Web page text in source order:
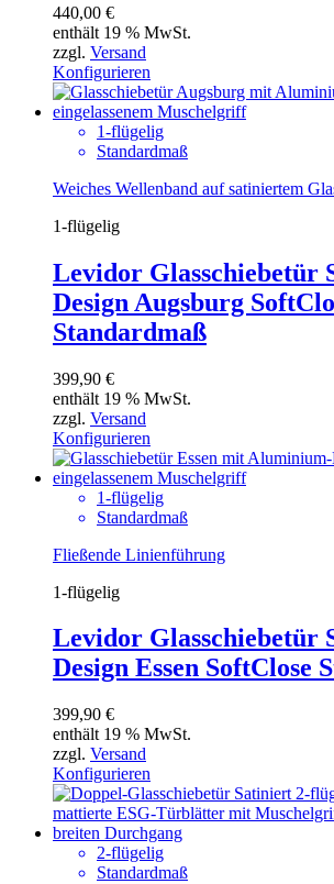
440,00 €
enthält 19 % MwSt.
zzgl. Versand
Konfigurieren
1-flügelig
Standardmaß
Weiches Wellenband auf satiniertem
1-flügelig
Levidor Glasschiebetür
Design Augsburg
Standardmaß
399,90 €
enthält 19 % MwSt.
zzgl. Versand
Konfigurieren
1-flügelig
Standardmaß
Fließende Linienführung
1-flügelig
Levidor Glasschiebetür
Design Essen SoftClose
399,90 €
enthält 19 % MwSt.
zzgl. Versand
Konfigurieren
2-flügelig
Standardmaß